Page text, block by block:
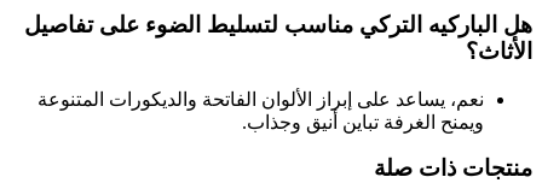
هل الباركيه التركي مناسب لتسليط الضوء على تفاصيل
الأثاث؟
نعم، يساعد على إبراز الألوان الفاتحة والديكورات المتنوعة
ويمنح الغرفة تباين أنيق وجذاب.
منتجات ذات صلة